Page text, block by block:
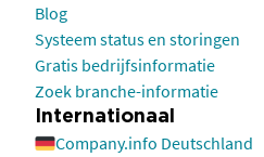
Blog
Systeem status en storingen
Gratis bedrijfsinformatie
Zoek branche-informatie
Internationaal
Company.info Deutschland